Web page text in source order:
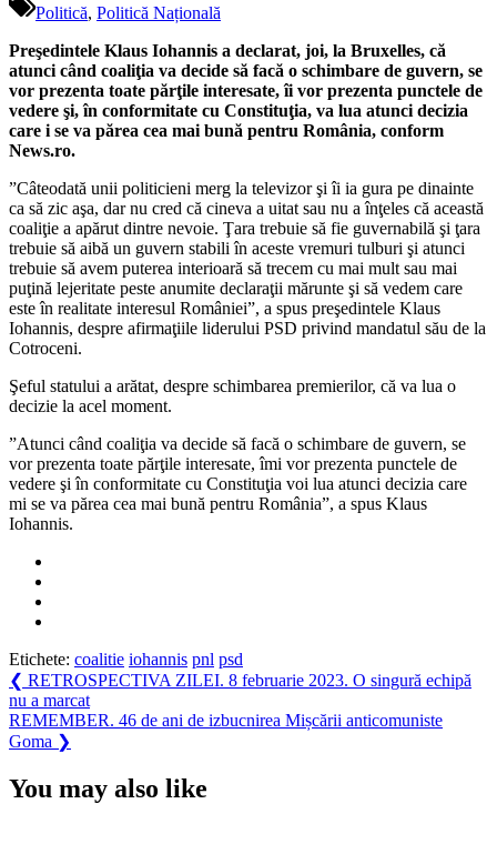
din
Coaliție:
Când
va
decide
o
schimbare
de
Guvern,
se
vor
prezenta
toate
în
Constituţia,
voi
lua
decizia
pentru
Politică, Politică Națională
Preşedintele Klaus Iohannis a declarat, joi, la Bruxelles, că
atunci când coaliţia va decide să facă o schimbare de guvern, se
vor prezenta toate părţile interesate, îi vor prezenta punctele de
vedere şi, în conformitate cu Constituţia, va lua atunci decizia
care i se va părea cea mai bună pentru România, conform
News.ro.
”Câteodată unii politicieni merg la televizor şi îi ia gura pe dinainte
ca să zic aşa, dar nu cred că cineva a uitat sau nu a înţeles că această
coaliţie a apărut dintre nevoie. Ţara trebuie să fie guvernabilă şi ţara
trebuie să aibă un guvern stabili în aceste vremuri tulburi şi atunci
trebuie să avem puterea interioară să trecem cu mai mult sau mai
puţină lejeritate peste anumite declaraţii mărunte şi să vedem care
este în realitate interesul României”, a spus preşedintele Klaus
Iohannis, despre afirmaţiile liderului PSD privind mandatul său de la
Cotroceni.
Şeful statului a arătat, despre schimbarea premierilor, că va lua o
decizie la acel moment.
”Atunci când coaliţia va decide să facă o schimbare de guvern, se
vor prezenta toate părţile interesate, îmi vor prezenta punctele de
vedere şi în conformitate cu Constituţia voi lua atunci decizia care
mi se va părea cea mai bună pentru România”, a spus Klaus
Iohannis.
Etichete: coalitie iohannis pnl psd
Navigare
în
articole
❮ Previous
Post:
RETROSPECTIVA ZILEI. 8 februarie 2023. O singură echipă
nu a marcat
Next
Post:
REMEMBER. 46 de ani de izbucnirea Mișcării anticomuniste
Goma ❯
You may also like